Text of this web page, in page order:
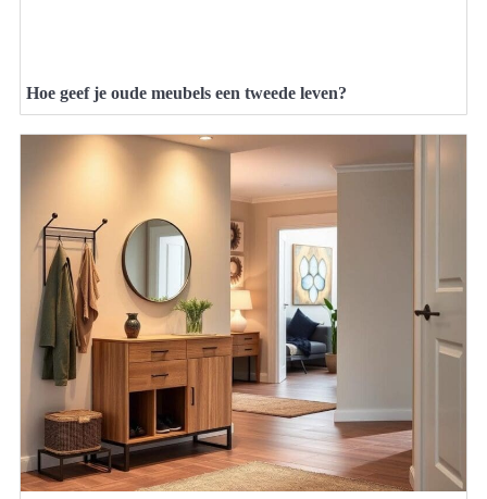
Hoe geef je oude meubels een tweede leven?